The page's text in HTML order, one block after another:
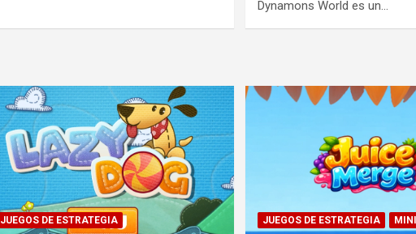
Dynamons World es un…
JUEGOS DE ESTRATEGIA JUEGOS DE ESTRATEGIA